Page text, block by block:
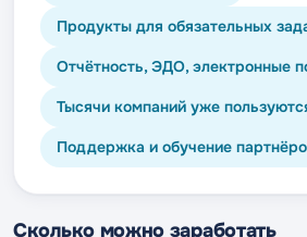
Продукты для обязательных
Отчётность, ЭДО, электронные
Тысячи компаний уже
Поддержка и обучение
Сколько можно заработать